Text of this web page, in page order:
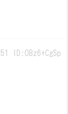
ID:OBz6+CgSp